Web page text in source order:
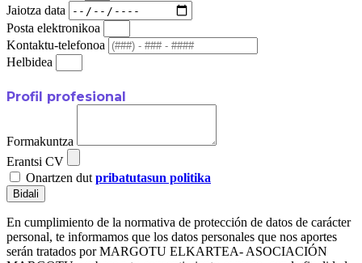
Jaiotza data
Posta elektronikoa
Kontaktu-telefonoa
Helbidea
Profil profesional
Formakuntza
Erantsi CV
Onartzen dut pribatutasun politika
Bidali
En cumplimiento de la normativa de protección de datos de carácter
personal, te informamos que los datos personales que nos aportes
serán tratados por MARGOTU ELKARTEA- ASOCIACIÓN